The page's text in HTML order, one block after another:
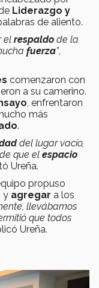
Liderazgo y
de aliento.
el respaldo de la
fuerza”,
comenzaron con
a su camerino.
, enfrentaron
más
.
del lugar vacío,
que el espacio
Ureña.
propuso
y agregar a los
llevábamos
que todos
Ureña.